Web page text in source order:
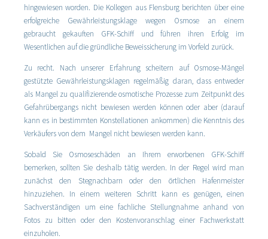
hingewiesen worden. Die Kollegen aus Flensburg berichten über eine
erfolgreiche Gewährleistungsklage wegen Osmose an einem
gebraucht gekauften GFK-Schiff und führen ihren Erfolg im
Wesentlichen auf die gründliche Beweissicherung im Vorfeld zurück.
Zu recht. Nach unserer Erfahrung scheitern auf Osmose-Mängel
gestützte Gewährleistungsklagen regelmäßig daran, dass entweder
als Mangel zu qualifizierende osmotische Prozesse zum Zeitpunkt des
Gefahrübergangs nicht bewiesen werden können oder aber (darauf
kann es in bestimmten Konstellationen ankommen) die Kenntnis des
Verkäufers von dem Mangel nicht bewiesen werden kann.
Sobald Sie Osmoseschäden an Ihrem erworbenen GFK-Schiff
bemerken, sollten Sie deshalb tätig werden. In der Regel wird man
zunächst den Stegnachbarn oder den örtlichen Hafenmeister
hinzuziehen. In einem weiteren Schritt kann es genügen, einen
Sachverständigen um eine fachliche Stellungnahme anhand von
Fotos zu bitten oder den Kostenvoranschlag einer Fachwerkstatt
einzuholen.